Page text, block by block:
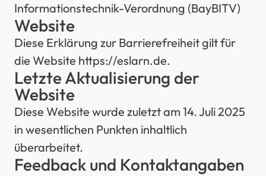
Informationstechnik-Verordnung (BayBITV)
Website
Diese Erklärung zur Barrierefreiheit gilt für
die Website https://eslarn.de.
Letzte Aktualisierung der
Website
Diese Website wurde zuletzt am 14. Juli 2025
in wesentlichen Punkten inhaltlich
überarbeitet.
Feedback und Kontaktangaben